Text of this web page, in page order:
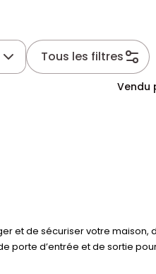
Tous les filtres
Vendu
et de sécuriser votre maison,
porte d’entrée et de sortie